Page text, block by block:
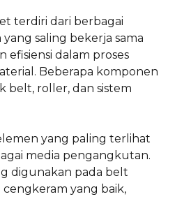
terdiri dari berbagai
saling bekerja sama
efisiensi dalam proses
Beberapa komponen
belt, roller, dan sistem
yang paling terlihat
media pengangkutan.
digunakan pada belt
yang baik,